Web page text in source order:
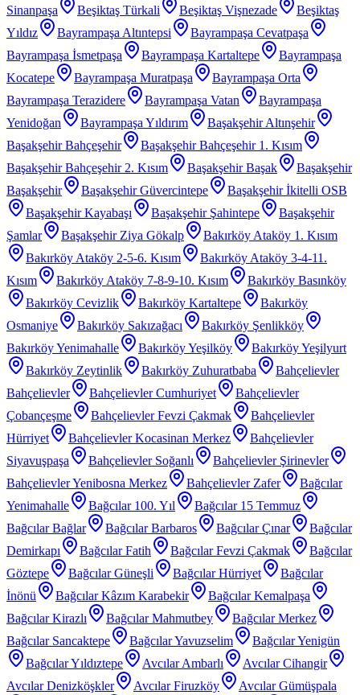
Sinanpaşa
Beşiktaş Türkali Beşiktaş Vişnezade
Beşiktaş
Yıldız
Bayrampaşa Altıntepsi
Bayrampaşa Cevatpaşa
Bayrampaşa İsmetpaşa
Bayrampaşa Kartaltepe
Bayrampaşa
Kocatepe
Bayrampaşa Muratpaşa
Bayrampaşa Orta
Bayrampaşa Terazidere
Bayrampaşa Vatan
Bayrampaşa
Yenidoğan
Bayrampaşa Yıldırım
Başakşehir Altınşehir
Başakşehir Bahçeşehir
Başakşehir Bahçeşehir 1. Kısım
Başakşehir Bahçeşehir 2. Kısım
Başakşehir Başak
Başakşehir
Başakşehir
Başakşehir Güvercintepe
Başakşehir İkitelli OSB
Başakşehir Kayabaşı
Başakşehir Şahintepe
Başakşehir
Şamlar
Başakşehir Ziya Gökalp
Bakırköy Ataköy 1. Kısım
Bakırköy Ataköy 2-5-6. Kısım
Bakırköy Ataköy 3-4-11.
Kısım
Bakırköy Ataköy 7-8-9-10. Kısım
Bakırköy Basınköy
Bakırköy Cevizlik
Bakırköy Kartaltepe
Bakırköy
Osmaniye
Bakırköy Sakızağacı
Bakırköy Şenlikköy
Bakırköy Yenimahalle
Bakırköy Yeşilköy
Bakırköy Yeşilyurt
Bakırköy Zeytinlik
Bakırköy Zuhuratbaba
Bahçelievler
Bahçelievler
Bahçelievler Cumhuriyet
Bahçelievler
Çobançeşme
Bahçelievler Fevzi Çakmak
Bahçelievler
Hürriyet
Bahçelievler Kocasinan Merkez
Bahçelievler
Siyavuşpaşa
Bahçelievler Soğanlı
Bahçelievler Şirinevler
Bahçelievler Yenibosna Merkez
Bahçelievler Zafer
Bağcılar
Yenimahalle
Bağcılar 100. Yıl
Bağcılar 15 Temmuz
Bağcılar Bağlar
Bağcılar Barbaros Bağcılar Çınar
Bağcılar
Demirkapı
Bağcılar Fatih Bağcılar Fevzi Çakmak
Bağcılar
Göztepe
Bağcılar Güneşli Bağcılar Hürriyet
Bağcılar
İnönü
Bağcılar Kâzım Karabekir
Bağcılar Kemalpaşa
Bağcılar Kirazlı
Bağcılar Mahmutbey
Bağcılar Merkez
Bağcılar Sancaktepe
Bağcılar Yavuzselim
Bağcılar Yenigün
Bağcılar Yıldıztepe
Avcılar Ambarlı
Avcılar Cihangir
Avcılar Denizköşkler
Avcılar Firuzköy Avcılar Gümüşpala